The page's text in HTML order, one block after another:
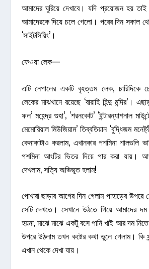
আমাদের ঘুরিয়ে দেখাবে। যদি প্রয়োজন হয়
আমাদেরকে দিয়ে চলে গেলো। পরের দিন সকাল
‘সাইটসিয়িং’।
ফেওয়া লেক—
এটি নেপালের একটি বৃহত্তম লেক, চারিদিকে
লেকের মাঝখানে রয়েছে ‘বারাহি হিন্দু মন্দির’।
ফল’ মহেন্দ্র গুহা’, ‘শরনকোট’ ‘ইন্টারন্যাশনাল
মেমোরিয়াল মিউজিয়াম’ তিব্বতিয়ান ‘বুদ্ধিজম
কেনাকাটাও করলাম, এখানকার পশমিনা শালগুলি
পশমিনা আংটির ভিতর দিয়ে পার করা যায়।
দেখলাম, সত্যি অভিভূত হলাম!
পোখারা ছাড়ার আগের দিন গেলাম পাহাড়ের উপরে
সেটি দেখতে। সেখানে উঠতে গিয়ে আমাদের
হয়না, মাঝে মাঝে একটু বসে পানি খাই আর দম
উপরে উঠলাম তখন কষ্টের কথা ভুলে গেলাম। কি
এখান থেকে দেখা যায়।